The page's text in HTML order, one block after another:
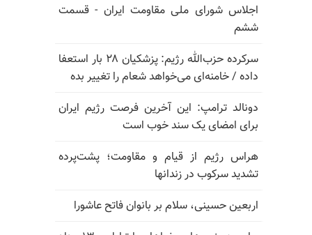
اجلاس شورای ملی مقاومت ایران - قسمت
ششم
سرکرده حزب‌الله رژیم: پزشکیان ۲۸ بار استعفا
داده / خامنه‌ای می‌خواهد شعام را تغییر بده
دونالد ترامپ: این آخرین فرصت رژیم ایران
برای امضای یک سند خوب است
هراس رژیم از قیام و مقاومت؛ پشت‌پرده
تشدید سرکوب در زندانها
اربعین حسینی، سلام بر بانوان فاتح عاشورا